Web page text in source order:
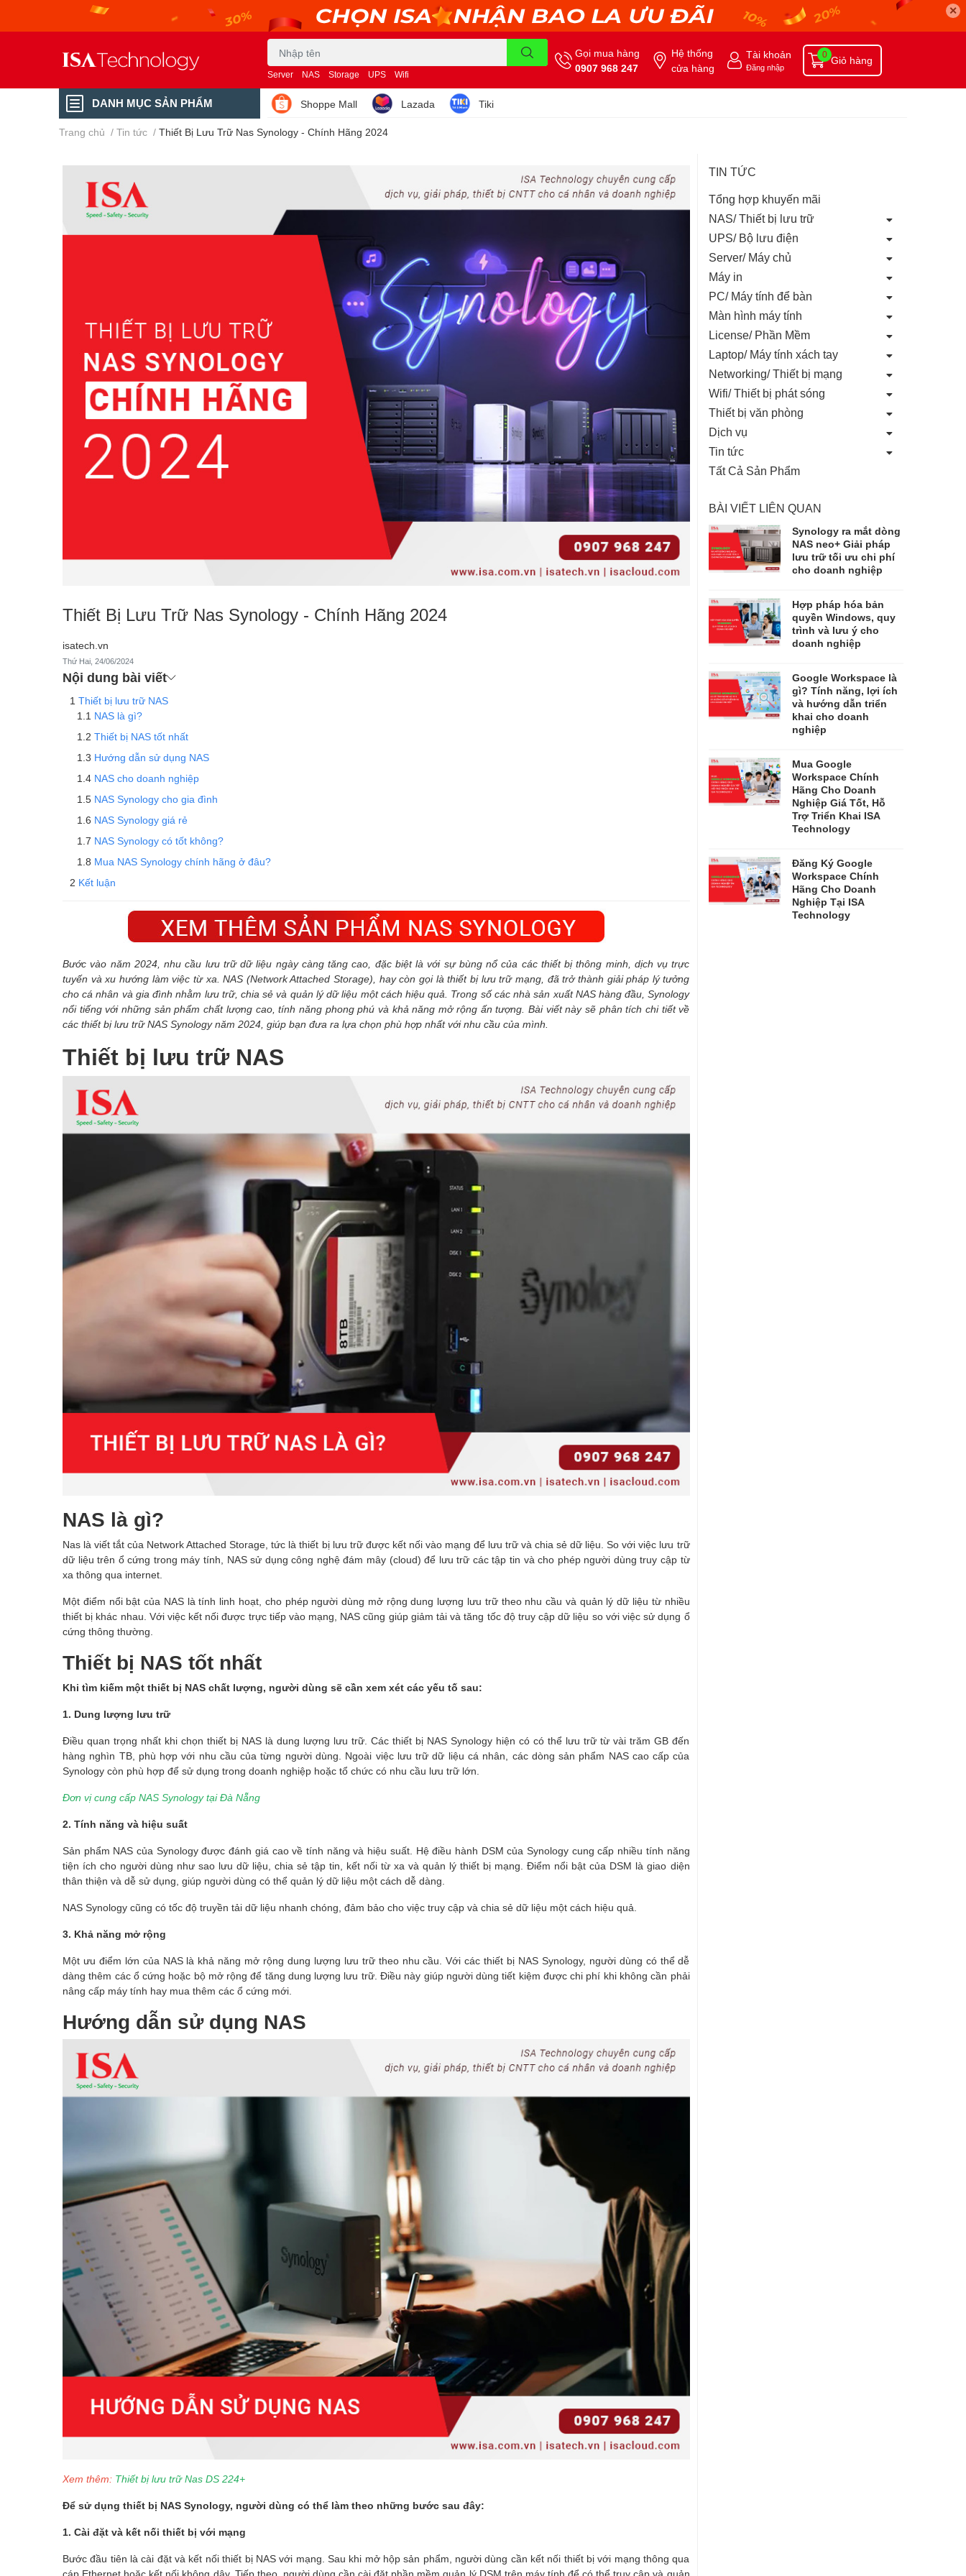
✕
Server NAS Storage UPS Wifi
Gọi mua hàng
0907 968 247
Hệ thống
cửa hàng
Tài khoản
Đăng nhập
Giỏ hàng
0
DANH MỤC SẢN PHẨM Shoppe Mall Lazada Tiki
Trang chủ / Tin tức / Thiết Bị Lưu Trữ Nas Synology - Chính Hãng 2024
Thiết Bị Lưu Trữ Nas Synology - Chính Hãng 2024
isatech.vn
Thứ Hai, 24/06/2024
Nội dung bài viết
Thiết bị lưu trữ NAS
NAS là gì?
Thiết bị NAS tốt nhất
Hướng dẫn sử dụng NAS
NAS cho doanh nghiệp
NAS Synology cho gia đình
NAS Synology giá rẻ
NAS Synology có tốt không?
Mua NAS Synology chính hãng ở đâu?
Kết luận
Bước vào năm 2024, nhu cầu lưu trữ dữ liệu ngày càng tăng cao, đặc biệt là với sự bùng nổ của các thiết bị thông minh, dịch vụ trực
tuyến và xu hướng làm việc từ xa. NAS (Network Attached Storage), hay còn gọi là thiết bị lưu trữ mạng, đã trở thành giải pháp lý tưởng
cho cá nhân và gia đình nhằm lưu trữ, chia sẻ và quản lý dữ liệu một cách hiệu quả. Trong số các nhà sản xuất NAS hàng đầu, Synology
nổi tiếng với những sản phẩm chất lượng cao, tính năng phong phú và khả năng mở rộng ấn tượng. Bài viết này sẽ phân tích chi tiết về
các thiết bị lưu trữ NAS Synology năm 2024, giúp bạn đưa ra lựa chọn phù hợp nhất với nhu cầu của mình.
Thiết bị lưu trữ NAS
NAS là gì?
Nas là viết tắt của Network Attached Storage, tức là thiết bị lưu trữ được kết nối vào mạng để lưu trữ và chia sẻ dữ liệu. So với việc lưu trữ
dữ liệu trên ổ cứng trong máy tính, NAS sử dụng công nghệ đám mây (cloud) để lưu trữ các tập tin và cho phép người dùng truy cập từ
xa thông qua internet.
Một điểm nổi bật của NAS là tính linh hoạt, cho phép người dùng mở rộng dung lượng lưu trữ theo nhu cầu và quản lý dữ liệu từ nhiều
thiết bị khác nhau. Với việc kết nối được trực tiếp vào mạng, NAS cũng giúp giảm tải và tăng tốc độ truy cập dữ liệu so với việc sử dụng ổ
cứng thông thường.
Thiết bị NAS tốt nhất
Khi tìm kiếm một thiết bị NAS chất lượng, người dùng sẽ cần xem xét các yếu tố sau:
1. Dung lượng lưu trữ
Điều quan trọng nhất khi chọn thiết bị NAS là dung lượng lưu trữ. Các thiết bị NAS Synology hiện có có thể lưu trữ từ vài trăm GB đến
hàng nghìn TB, phù hợp với nhu cầu của từng người dùng. Ngoài việc lưu trữ dữ liệu cá nhân, các dòng sản phẩm NAS cao cấp của
Synology còn phù hợp để sử dụng trong doanh nghiệp hoặc tổ chức có nhu cầu lưu trữ lớn.
Đơn vị cung cấp NAS Synology tại Đà Nẵng
2. Tính năng và hiệu suất
Sản phẩm NAS của Synology được đánh giá cao về tính năng và hiệu suất. Hệ điều hành DSM của Synology cung cấp nhiều tính năng
tiện ích cho người dùng như sao lưu dữ liệu, chia sẻ tập tin, kết nối từ xa và quản lý thiết bị mạng. Điểm nổi bật của DSM là giao diện
thân thiện và dễ sử dụng, giúp người dùng có thể quản lý dữ liệu một cách dễ dàng.
NAS Synology cũng có tốc độ truyền tải dữ liệu nhanh chóng, đảm bảo cho việc truy cập và chia sẻ dữ liệu một cách hiệu quả.
3. Khả năng mở rộng
Một ưu điểm lớn của NAS là khả năng mở rộng dung lượng lưu trữ theo nhu cầu. Với các thiết bị NAS Synology, người dùng có thể dễ
dàng thêm các ổ cứng hoặc bộ mở rộng để tăng dung lượng lưu trữ. Điều này giúp người dùng tiết kiệm được chi phí khi không cần phải
nâng cấp máy tính hay mua thêm các ổ cứng mới.
Hướng dẫn sử dụng NAS
Xem thêm: Thiết bị lưu trữ Nas DS 224+
Để sử dụng thiết bị NAS Synology, người dùng có thể làm theo những bước sau đây:
1. Cài đặt và kết nối thiết bị với mạng
Bước đầu tiên là cài đặt và kết nối thiết bị NAS với mạng. Sau khi mở hộp sản phẩm, người dùng cần kết nối thiết bị với mạng thông qua
cáp Ethernet hoặc kết nối không dây. Tiếp theo, người dùng cần cài đặt phần mềm quản lý DSM trên máy tính để có thể truy cập và quản
TIN TỨC
Tổng hợp khuyến mãi
NAS/ Thiết bị lưu trữ
UPS/ Bộ lưu điện
Server/ Máy chủ
Máy in
PC/ Máy tính để bàn
Màn hình máy tính
License/ Phần Mềm
Laptop/ Máy tính xách tay
Networking/ Thiết bị mạng
Wifi/ Thiết bị phát sóng
Thiết bị văn phòng
Dịch vụ
Tin tức
Tất Cả Sản Phẩm
BÀI VIẾT LIÊN QUAN
Synology ra mắt dòng
NAS neo+ Giải pháp
lưu trữ tối ưu chi phí
cho doanh nghiệp
Hợp pháp hóa bản
quyền Windows, quy
trình và lưu ý cho
doanh nghiệp
Google Workspace là
gì? Tính năng, lợi ích
và hướng dẫn triển
khai cho doanh
nghiệp
Mua Google
Workspace Chính
Hãng Cho Doanh
Nghiệp Giá Tốt, Hỗ
Trợ Triển Khai ISA
Technology
Đăng Ký Google
Workspace Chính
Hãng Cho Doanh
Nghiệp Tại ISA
Technology